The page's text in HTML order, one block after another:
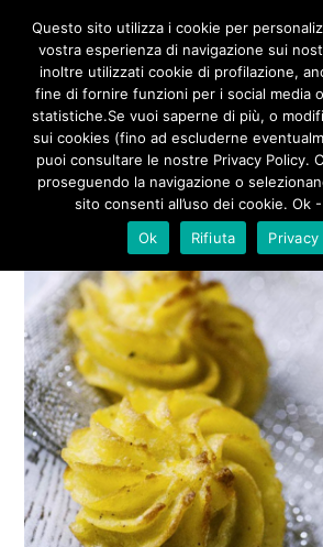
PATATE
RICETTA
Questo sito utilizza i cookie per
vostra esperienza di navigazione sui
inoltre utilizzati cookie di profilazione,
fine di fornire funzioni per i social media
statistiche.Se vuoi saperne di più, o
sui cookies (fino ad escluderne
puoi consultare le nostre Privacy Policy.
proseguendo la navigazione o
sito consenti all’uso dei cookie. Ok
Ok
Rifiuta Privacy